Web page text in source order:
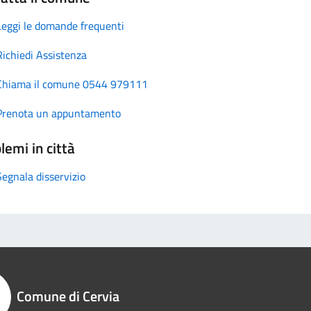
le domande frequenti
Assistenza
il comune 0544 979111
un appuntamento
in città
disservizio
Comune di Cervia